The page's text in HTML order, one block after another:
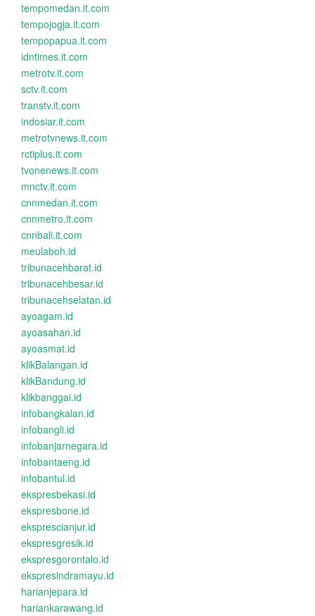
tempomedan.it.com
tempojogja.it.com
tempopapua.it.com
idntimes.it.com
metrotv.it.com
sctv.it.com
transtv.it.com
indosiar.it.com
metrotvnews.it.com
rctiplus.it.com
tvonenews.it.com
mnctv.it.com
cnnmedan.it.com
cnnmetro.it.com
cnnbali.it.com
meulaboh.id
tribunacehbarat.id
tribunacehbesar.id
tribunacehselatan.id
ayoagam.id
ayoasahan.id
ayoasmat.id
klikBalangan.id
klikBandung.id
klikbanggai.id
infobangkalan.id
infobangli.id
infobanjarnegara.id
infobantaeng.id
infobantul.id
ekspresbekasi.id
ekspresbone.id
eksprescianjur.id
ekspresgresik.id
ekspresgorontalo.id
ekspresindramayu.id
harianjepara.id
hariankarawang.id